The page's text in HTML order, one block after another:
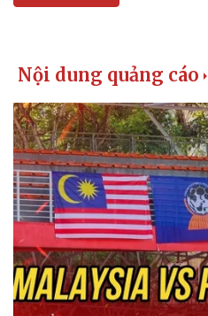
Pháp luật
Vụ án
Tin nóng
Tư vấn luật